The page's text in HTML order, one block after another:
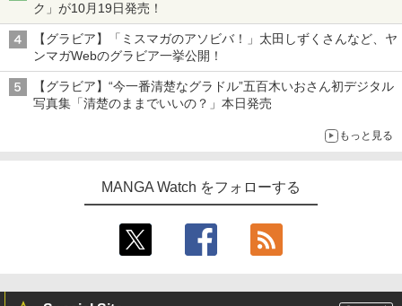
ク」が10月19日発売！
【グラビア】「ミスマガのアソビバ！」太田しずくさんなど、ヤ
ンマガWebのグラビア一挙公開！
【グラビア】“今一番清楚なグラドル”五百木いおさん初デジタル
写真集「清楚のままでいいの？」本日発売
もっと見る
MANGA Watch をフォローする